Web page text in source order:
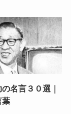
名言３０選｜
葉